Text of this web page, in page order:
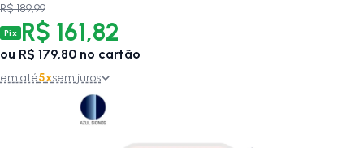
R$ 189,99
Pix R$ 161,82
ou R$ 179,80 no cartão
em até5xsem juros